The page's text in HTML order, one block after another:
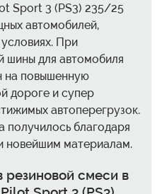
Sport 3 (PS3) 235/25
автомобилей,
При
шины для автомобиля
на повышенную
дороге и супер
автоперегрузок.
получилось благодаря
новейшим материалам.
смеси в